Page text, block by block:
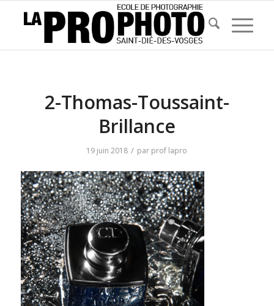
2-Thomas-Toussaint-
Brillance
19 juin 2018 / par prof lapro